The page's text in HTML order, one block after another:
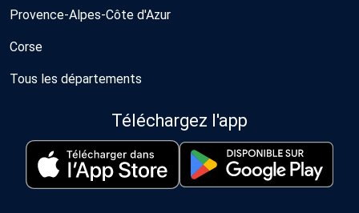
Provence-Alpes-Côte d'Azur
Corse
Tous les départements
Téléchargez l'app